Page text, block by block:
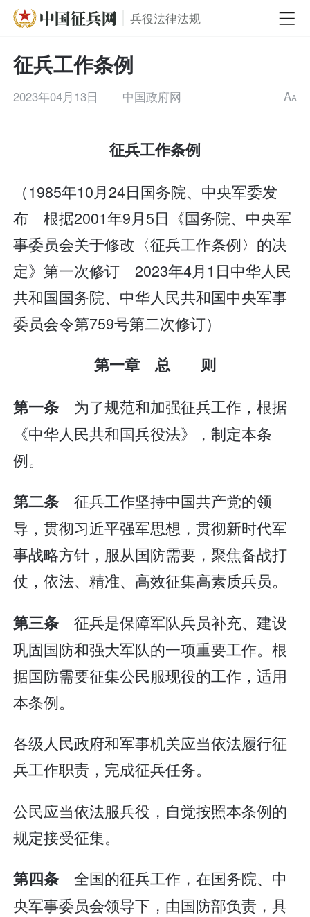
兵役法律法规
征兵工作条例
2023年04月13日 中国政府网 AA
征兵工作条例
（1985年10月24日国务院、中央军委发
布 根据2001年9月5日《国务院、中央军
事委员会关于修改〈征兵工作条例〉的决
定》第一次修订 2023年4月1日中华人民
共和国国务院、中华人民共和国中央军事
委员会令第759号第二次修订）
第一章 总 则
第一条 为了规范和加强征兵工作，根据
《中华人民共和国兵役法》，制定本条
例。
第二条 征兵工作坚持中国共产党的领
导，贯彻习近平强军思想，贯彻新时代军
事战略方针，服从国防需要，聚焦备战打
仗，依法、精准、高效征集高素质兵员。
第三条 征兵是保障军队兵员补充、建设
巩固国防和强大军队的一项重要工作。根
据国防需要征集公民服现役的工作，适用
本条例。
各级人民政府和军事机关应当依法履行征
兵工作职责，完成征兵任务。
公民应当依法服兵役，自觉按照本条例的
规定接受征集。
第四条 全国的征兵工作，在国务院、中
央军事委员会领导下，由国防部负责，具